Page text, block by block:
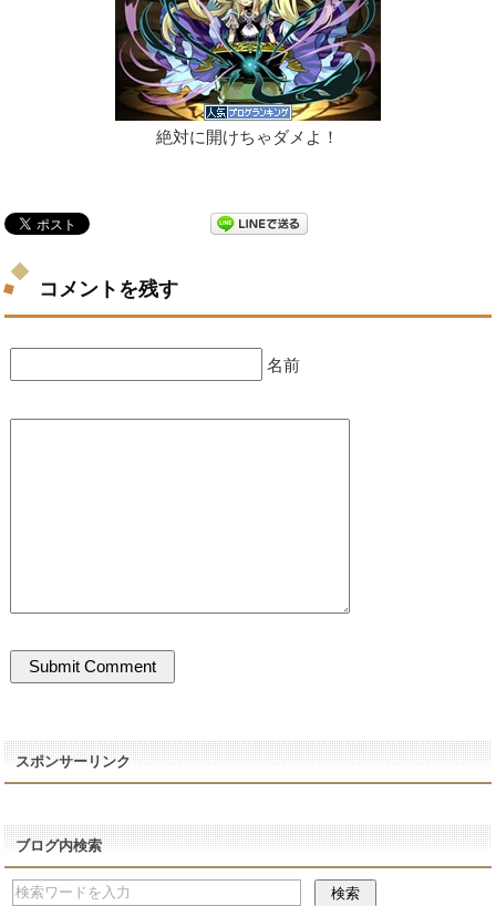
絶対に開けちゃダメよ！
コメントを残す
名前
スポンサーリンク
ブログ内検索